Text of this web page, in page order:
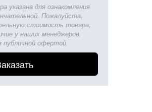
указана для ознакомления
Пожалуйста,
стоимость товара,
у наших менеджеров.
публичной офертой.